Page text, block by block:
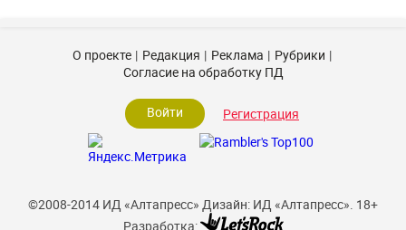
©2008-2014 ИД «Алтапресс» Дизайн: ИД «Алтапресс». 18+
Разработка:
О проекте Редакция Реклама
Рубрики
Согласие на обработку ПД
Войти Регистрация